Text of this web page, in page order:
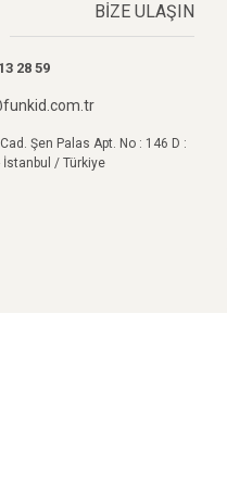
BİZE ULAŞIN
28 59
Şen Palas Apt. No : 146 D :
İstanbul / Türkiye